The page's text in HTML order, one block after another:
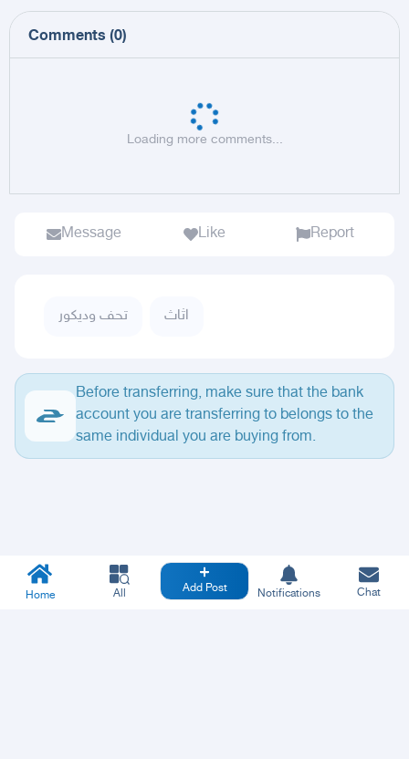
Comments (0)
Loading more comments...
Message Like Report
تحف وديكور اثاث
Before transferring, make sure that the bank
account you are transferring to belongs to the
same individual you are buying from.
Home All Add Post Notifications Chat